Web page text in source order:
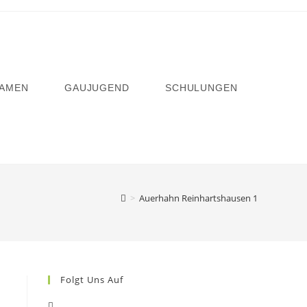
GAUJUGEND SCHULUNGEN
> Auerhahn Reinhartshausen 1
Folgt Uns Auf